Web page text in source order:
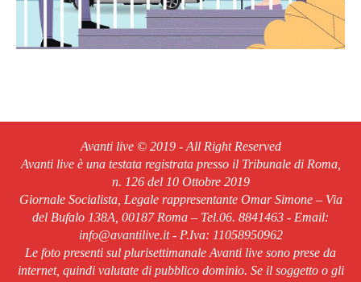
Avanti live © 2019 - All Right Reserved
Avanti live è una testata registrata presso il Tribunale di Roma,
n. 126 del 10 Ottobre 2019
Giornale Socialista, Legale rappresentante Omar Simone – Via
del Bufalo 138A, 00187 Roma – Tel.06. 8841463 - Email:
info@avantilive.it - P.Iva: 11058950962
Le foto presenti sul plurisettimanale Avanti live sono prese da
internet, quindi valutate di pubblico dominio. Se il soggetto o gli